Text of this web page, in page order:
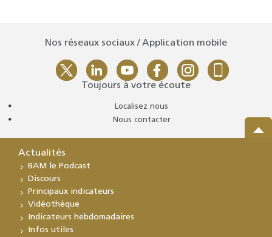
Nos réseaux sociaux / Application mobile
Toujours à votre écoute
Localisez nous
Nous contacter
Actualités
BAM le Podcast
Discours
Principaux indicateurs
Vidéothèque
Indicateurs hebdomadaires
Infos utiles